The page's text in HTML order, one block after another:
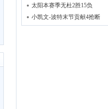
太阳本赛季无杜2胜15负
小凯文-波特末节贡献4抢断